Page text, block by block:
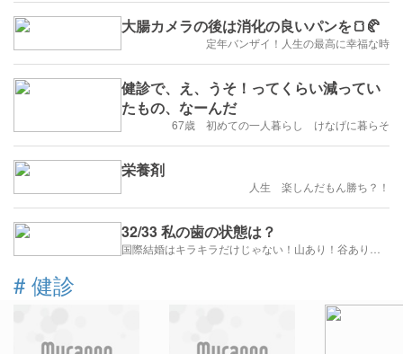
大腸カメラの後は消化の良いパンを🍞🥐
定年バンザイ！人生の最高に幸福な時
健診で、え、うそ！ってくらい減ってい
たもの、なーんだ
67歳 初めての一人暮らし けなげに暮らそ
栄養剤
人生 楽しんだもん勝ち？！
32/33 私の歯の状態は？
# 健診